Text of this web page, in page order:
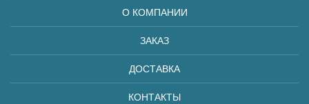
О КОМПАНИИ
ЗАКАЗ
ДОСТАВКА
КОНТАКТЫ